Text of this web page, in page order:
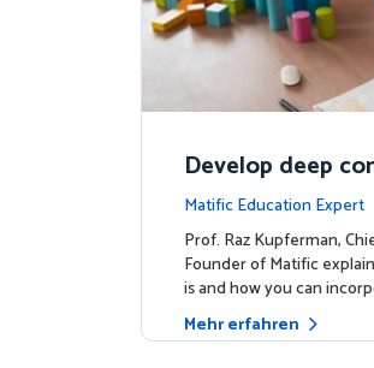
Develop deep
in mathematics
Matific Education Expert
s
Prof. Raz Kupferman,
Founder of Matific
is and how you can
Mehr erfahren